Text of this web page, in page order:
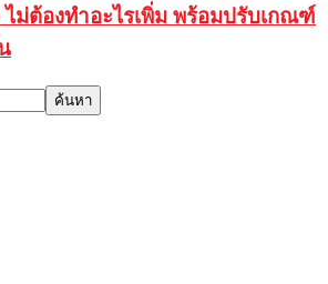
ไม่ต้องทำอะไรเพิ่ม พร้อมปรับเกณฑ์